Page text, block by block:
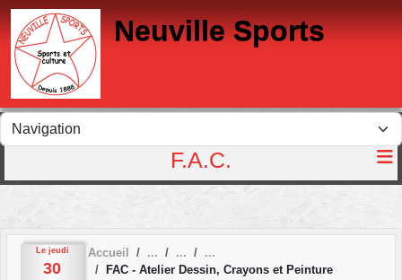
Neuville Sports
F.A.C.
Le jeudi
30
Accueil
FAC - Atelier Dessin, Crayons et Peinture
Panneau de gestion des cookies